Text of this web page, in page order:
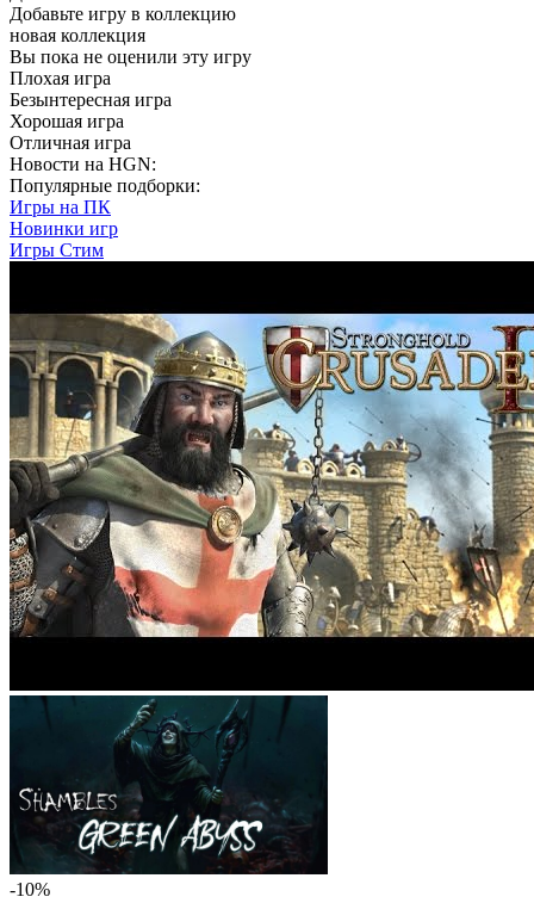
Добавьте игру в коллекцию
новая коллекция
Вы пока не оценили эту игру
Плохая игра
Безынтересная игра
Хорошая игра
Отличная игра
Новости на HGN:
Популярные подборки:
Игры на ПК
Новинки игр
Игры Стим
-10%